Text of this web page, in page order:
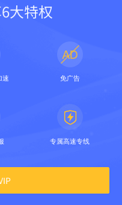
大特权
速 免广告
专属高速专线